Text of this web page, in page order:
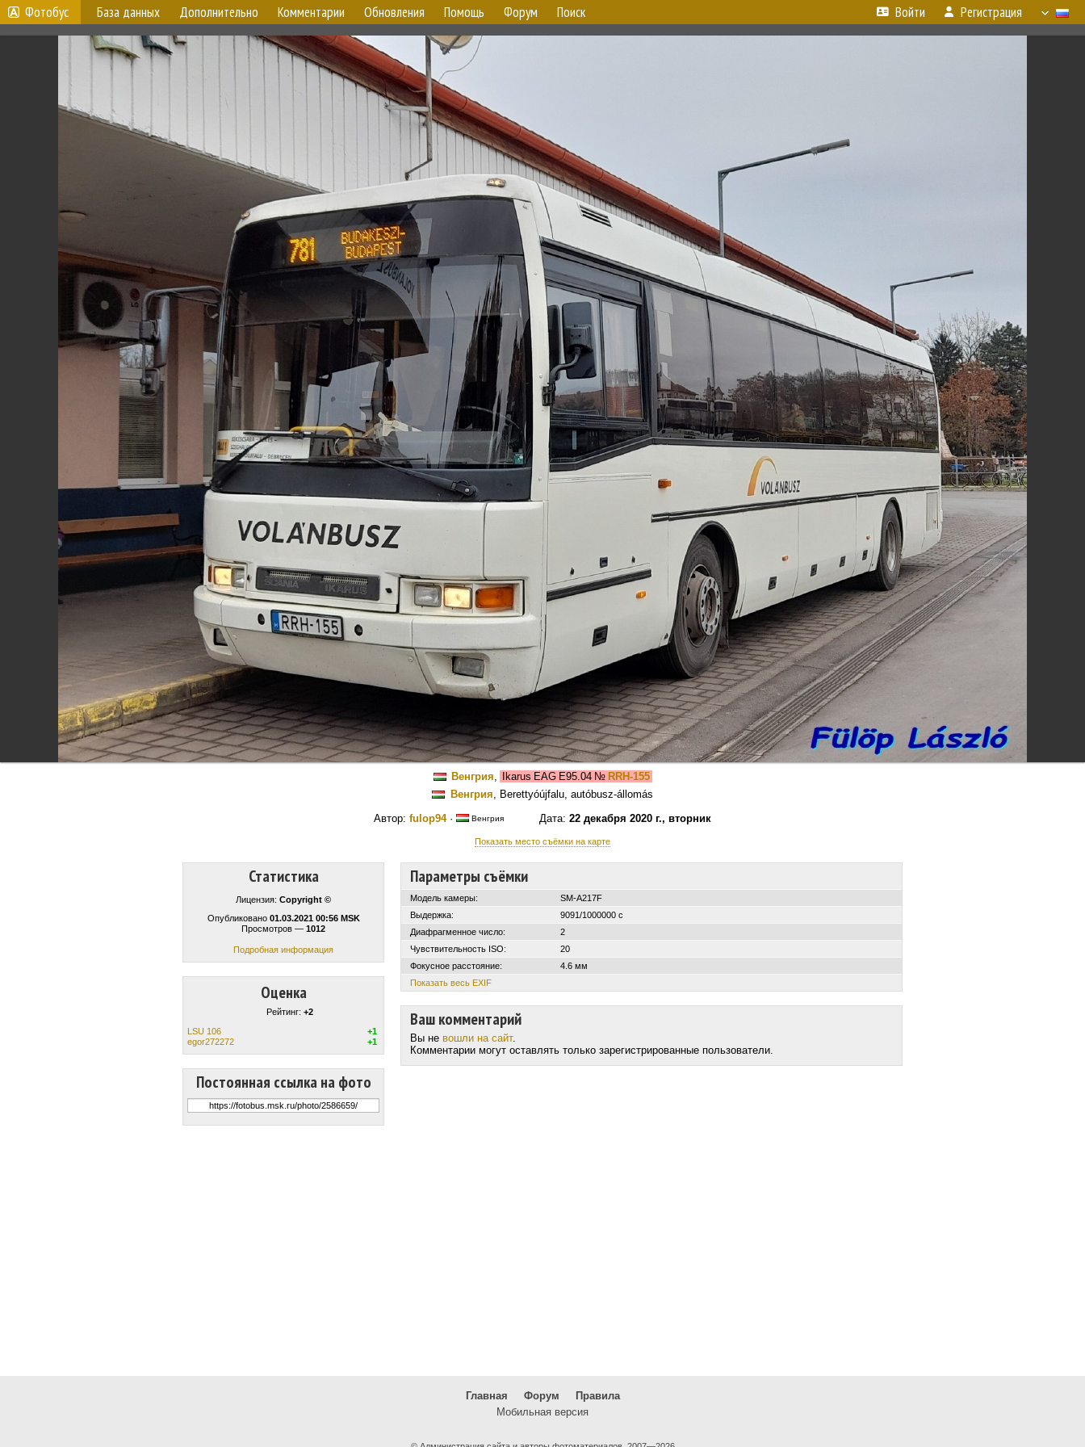
Фотобус База данных Дополнительно Комментарии Обновления Помощь Форум Поиск Войти Регистрация
Венгрия, Ikarus EAG E95.04№ RRH-155
Венгрия, Berettyóújfalu, autóbusz-állomás
Автор: fulop94· Венгрия Дата: 22 декабря 2020 г., вторник
Показать место съёмки на карте
Статистика
Лицензия: Copyright ©
Опубликовано 01.03.2021 00:56 MSK
Просмотров — 1012
Подробная информация
Оценка
Рейтинг: +2
LSU 106
+1
egor272272
+1
Постоянная ссылка на фото
Параметры съёмки
Модель камеры:
SM-A217F
Выдержка:
9091/1000000 с
Диафрагменное число:
2
Чувствительность ISO:
20
Фокусное расстояние:
4.6 мм
Показать весь EXIF
Ваш комментарий
Вы не вошли на сайт.
Комментарии могут оставлять только зарегистрированные пользователи.
Главная Форум
Правила
Мобильная версия